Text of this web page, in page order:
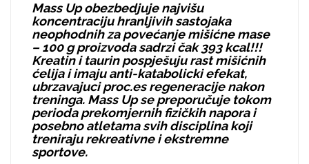
Mass Up obezbedjuje najvišu
koncentraciju hranljivih sastojaka
neophodnih za povećanje mišićne mase
– 100 g proizvoda sadrzi čak 393 kcal!!!
Kreatin i taurin pospješuju rast mišićnih
ćelija i imaju anti-katabolicki efekat,
ubrzavajuci proc.es regeneracije nakon
treninga. Mass Up se preporučuje tokom
perioda prekomjernih fizičkih napora i
posebno atletama svih disciplina koji
treniraju rekreativne i ekstremne
sportove.